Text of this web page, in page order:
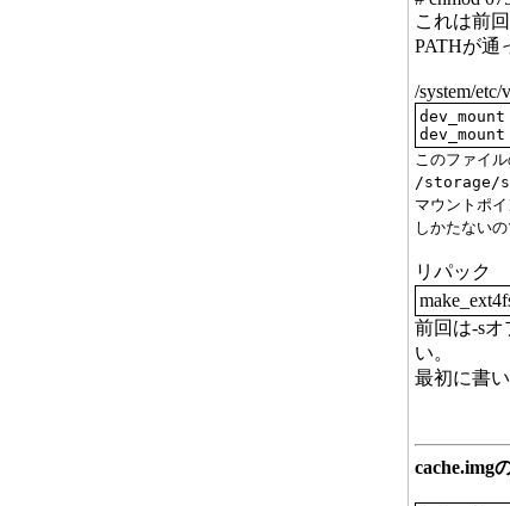
これは前
PATHが通
/system/etc/
このファイ
/storage/
マウントポ
しかたない
リパック
前回は-s
い。
最初に書
cache.img